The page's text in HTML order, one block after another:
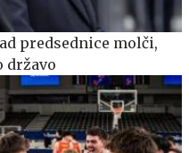
predsednice molči,
državo